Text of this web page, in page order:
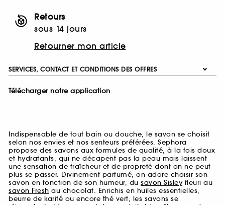
Retours
sous 14 jours
Retourner mon article
SERVICES, CONTACT ET CONDITIONS DES OFFRES
Télécharger notre application
Indispensable de tout bain ou douche, le savon se choisit
selon nos envies et nos senteurs préférées. Sephora
propose des savons aux formules de qualité, à la fois doux
et hydratants, qui ne décapent pas la peau mais laissent
une sensation de fraîcheur et de propreté dont on ne peut
plus se passer. Divinement parfumé, on adore choisir son
savon en fonction de son humeur, du savon Sisleyfleuri au
savon Fresh au chocolat. Enrichis en huiles essentielles,
beurre de karité ou encore thé vert, les savons se